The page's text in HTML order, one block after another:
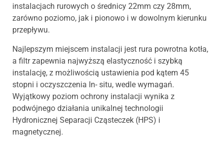
instalacjach rurowych o średnicy 22mm czy 28mm,
zarówno poziomo, jak i pionowo i w dowolnym kierunku
przepływu.
Najlepszym miejscem instalacji jest rura powrotna kotła,
a filtr zapewnia najwyższą elastyczność i szybką
instalację, z możliwością ustawienia pod kątem 45
stopni i oczyszczenia In- situ, wedle wymagań.
Wyjątkowy poziom ochrony instalacji wynika z
podwójnego działania unikalnej technologii
Hydronicznej Separacji Cząsteczek (HPS) i
magnetycznej.